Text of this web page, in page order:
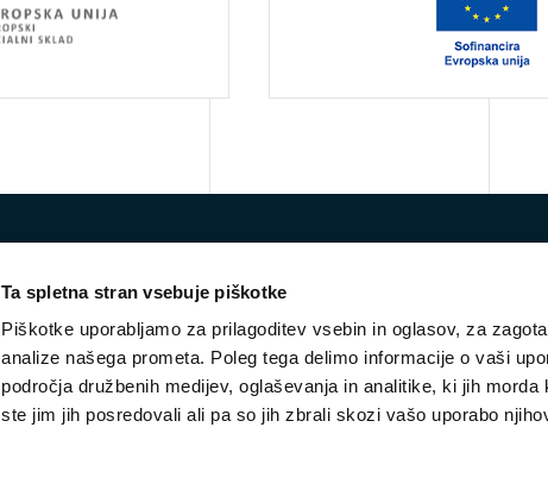
Ta spletna stran vsebuje piškotke
Piškotke uporabljamo za prilagoditev vsebin in oglasov, za
analize našega prometa. Poleg tega delimo informacije o vaši
področja družbenih medijev, oglaševanja in analitike, ki jih
ste jim jih posredovali ali pa so jih zbrali skozi vašo uporabo
E-mail: